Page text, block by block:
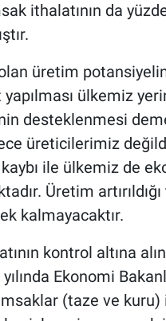
ithalatının da
üretim
ülkemiz
desteklenmesi
üreticilerimiz
kaybı ile ülkemiz de
Üretim
kalmayacaktır.
kontrol altına
Ekonomi
(taze ve kuru)